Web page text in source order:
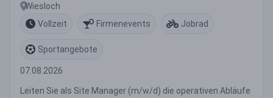
Wiesloch
Vollzeit
Firmenevents Jobrad
Sportangebote
07.08.2026
Leiten Sie als Site Manager (m/w/d) die operativen Abläufe